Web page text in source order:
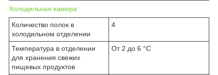
Холодильная камера
Количество полок в
холодильном отделении
4
Температура в отделении
для хранения свежих
пищевых продуктов
От 2 до 6 °C